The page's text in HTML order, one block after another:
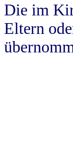
Die im
Eltern